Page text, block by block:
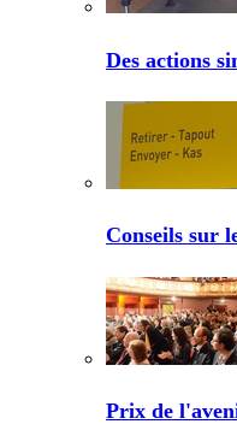
Des actions
Conseils sur
Prix de